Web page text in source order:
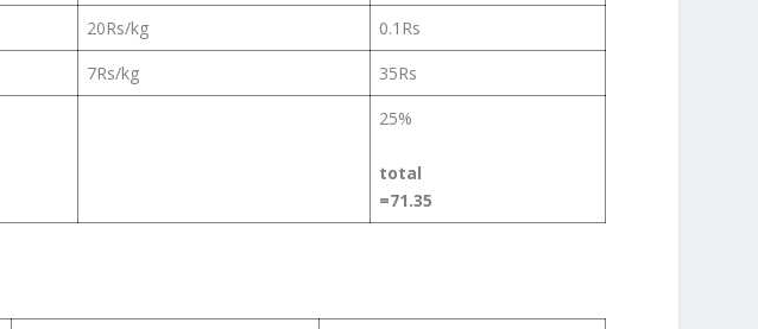
20Rs/kg
0.1Rs
7Rs/kg
35Rs
25%
total
=71.35